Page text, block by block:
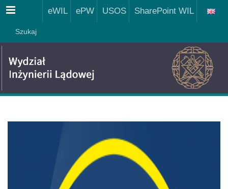
eWIL ePW USOS SharePoint WIL
Menu
Szukaj